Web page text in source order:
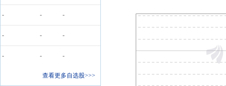
- - -
- - -
- - -
查看更多自选股>>>
股权质押：截止2026年07月10
预约披露日：2026年半年报预
股权质押：截止2026年08月07
股权质押 ：截止2026年07月31